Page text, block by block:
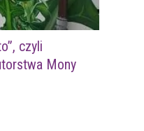
czyli
Mony